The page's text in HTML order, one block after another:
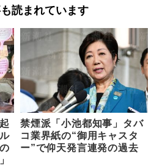
読まれています
禁煙派「小池都知事」タバ
コ業界紙の“御用キャスタ
ー”で仰天発言連発の過去